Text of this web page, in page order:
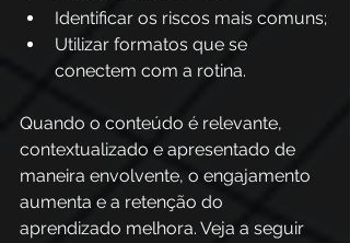
Identificar os riscos mais comuns;
Utilizar formatos que se
conectem com a rotina.
Quando o conteúdo é relevante,
contextualizado e apresentado de
maneira envolvente, o engajamento
aumenta e a retenção do
aprendizado melhora. Veja a seguir